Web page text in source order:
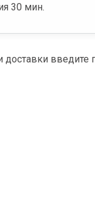
30 мин.
введите